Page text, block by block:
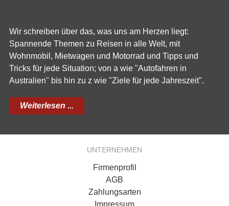
Wir schreiben über das, was uns am Herzen liegt:
Spannende Themen zu Reisen in alle Welt, mit
Wohnmobil, Mietwagen und Motorrad und Tipps und
Tricks für jede Situation; von a wie "Autofahren in
Australien" bis hin zu z wie "Ziele für jede Jahreszeit".
Weiterlesen ...
UNTERNEHMEN
Firmenprofil
AGB
Zahlungsarten
Impressum